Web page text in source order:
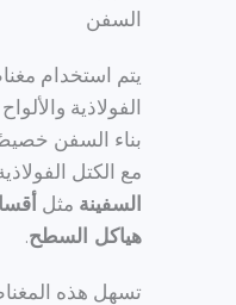
السفن
يتم استخدام
الفولاذية
بناء السفن
مع الكتل
السفينة مثل
هياكل السطح.
تسهل هذه